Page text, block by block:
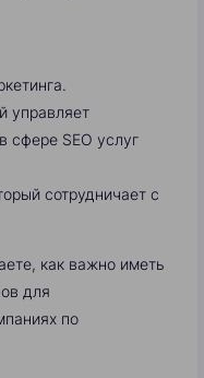
управляет
сфере SEO услуг
сотрудничает с
как важно иметь
для
по